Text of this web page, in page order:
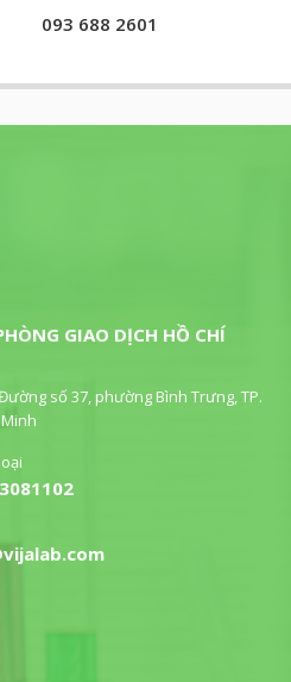
093 688 2601
GIAO DỊCH HỒ CHÍ
số 37, phường Bình Trưng, TP.